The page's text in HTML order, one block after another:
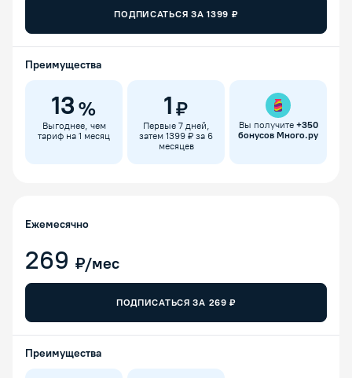
ПОДПИСАТЬСЯ ЗА1399 ₽
Преимущества
13 %
Выгоднее, чем
тариф на 1 месяц
1 ₽
Первые 7 дней,
затем 1399 ₽ за 6
месяцев
Вы получите +350
бонусов Много.ру
Ежемесячно
269 ₽/мес
ПОДПИСАТЬСЯ ЗА 269 ₽
Преимущества